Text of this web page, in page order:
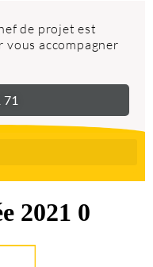
de projet est
accompagner
71
2021 0